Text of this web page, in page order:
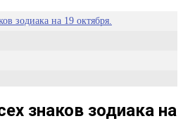
зодиака на 19 октября.
знаков зодиака на